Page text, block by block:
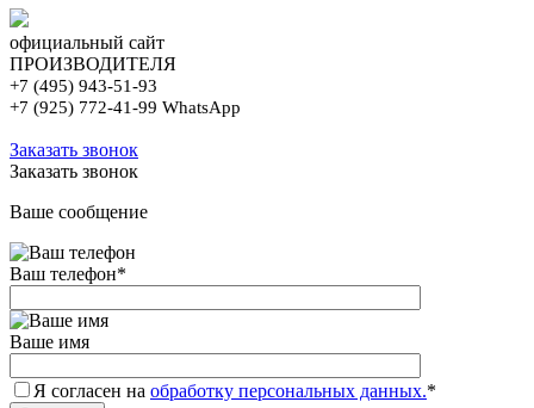
официальный сайт
ПРОИЗВОДИТЕЛЯ
+7 (495) 943-51-93
+7 (925) 772-41-99 WhatsApp
Заказать звонок
Заказать звонок
Ваше сообщение
Ваш телефон*
Ваше имя
Я согласен на обработку персональных данных.*